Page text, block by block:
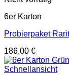
6er Karton
Probierpaket
186,00 €
Schnellansicht